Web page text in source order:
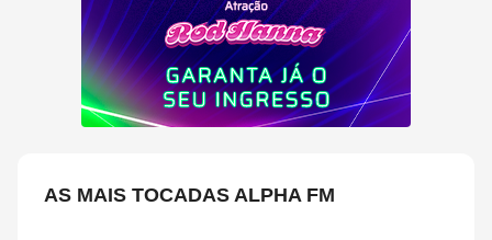
AS MAIS TOCADAS ALPHA FM